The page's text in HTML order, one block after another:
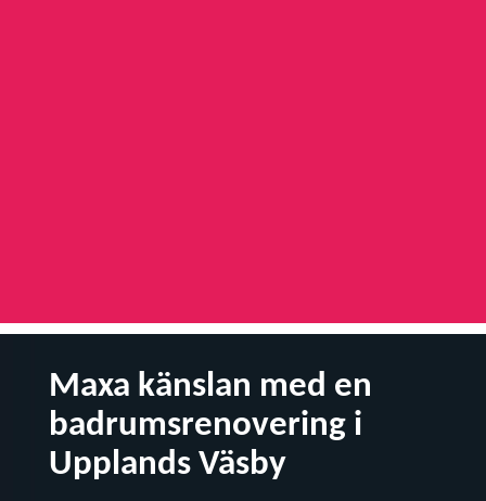
Maxa känslan med en
badrumsrenovering i
Upplands Väsby